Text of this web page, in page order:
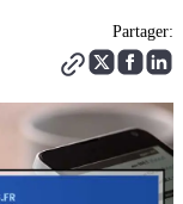
Partager: